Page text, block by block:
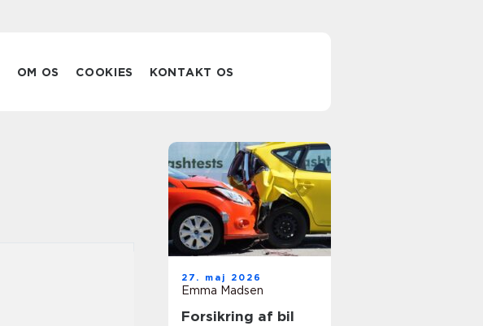
OM OS COOKIES KONTAKT OS
27. maj 2026
Emma Madsen
Forsikring af bil